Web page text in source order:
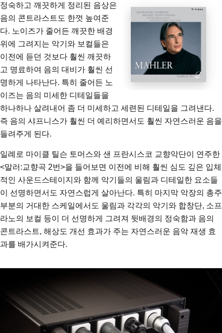
정숙하고 깨끗하게 정리된 음상은
음의 콘트라스트도 한껏 높여준
다. 노이즈가 줄어든 깨끗한 배경
위에 그려지는 악기와 보컬들은
이전에 듣던 것보다 훨씬 깨끗하
고 명료하여 음의 대비가 훨씬 선
명하게 나타난다. 특히 줄어든 노
이즈는 음의 미세한 디테일들을
하나하나 살려내어 좀 더 미세하고 세련된 디테일을 그려낸다.
즉 음의 샤프니스가 훨씬 더 예리하면서도 훨씬 자연스러운 음을
들려주게 된다.
일례로 마이클 틸슨 토머스와 샌 프란시스코 교향악단이 연주한
<말러:교향곡 2번>을 들어보면 이전에 비해 훨씬 심도 깊은 입체
적인 사운드스테이지와 함께 악기들의 울림과 디테일한 요소들
이 선명하면서도 자연스럽게 살아난다. 특히 마지막 악장의 총주
부분의 거대한 스케일에서도 울림과 각각의 악기와 합창단, 소프
라노의 보컬 등이 더 선명하게 그려져 뒷배경의 정숙함과 음의
콘트라스트, 해상도 개선 효과가 주는 자연스러운 음악 재생 효
과를 배가시켜준다.